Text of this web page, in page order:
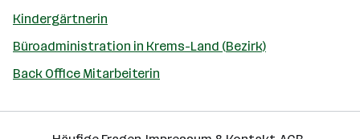
Kindergärtnerin
Büroadministration in Krems-Land (Bezirk)
Back Office Mitarbeiterin